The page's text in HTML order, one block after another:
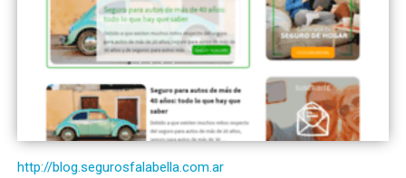
http://blog.segurosfalabella.com.ar